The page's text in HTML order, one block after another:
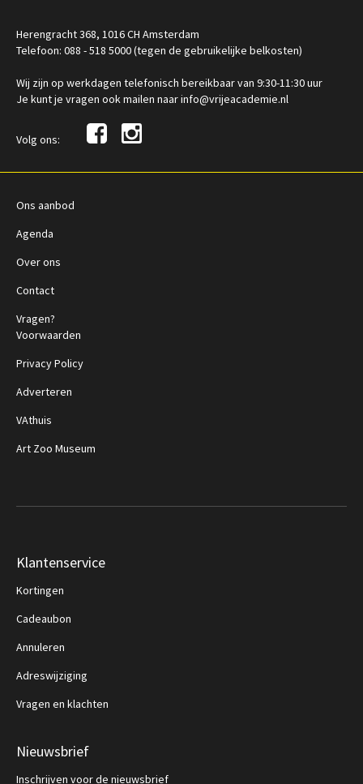
Herengracht 368, 1016 CH Amsterdam
Telefoon: 088 - 518 5000 (tegen de gebruikelijke belkosten)
Wij zijn op werkdagen telefonisch bereikbaar van 9:30-11:30 uur
Je kunt je vragen ook mailen naar info@vrijeacademie.nl
Volg ons:
Ons aanbod
Agenda
Over ons
Contact
Vragen?
Voorwaarden
Privacy Policy
Adverteren
VAthuis
Art Zoo Museum
Klantenservice
Kortingen
Cadeaubon
Annuleren
Adreswijziging
Vragen en klachten
Nieuwsbrief
Inschrijven voor de nieuwsbrief